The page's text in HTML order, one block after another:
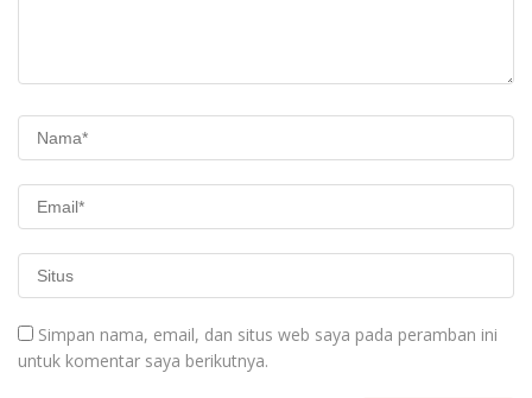
Simpan nama, email, dan situs web saya pada peramban ini
untuk komentar saya berikutnya.